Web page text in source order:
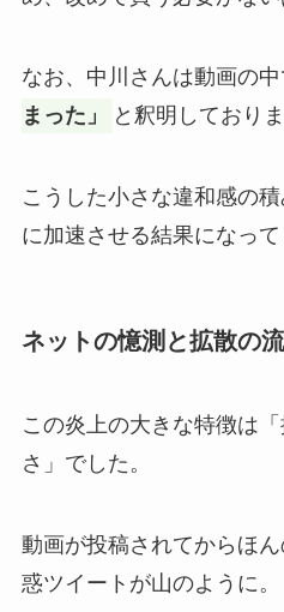
なお、中川さんは動画の
まった」
と釈明しておりま
こうした小さな違和感の
に加速させる結果になって
ネットの憶測と拡散の
この炎上の大きな特徴は
さ」でした。
動画が投稿されてからほ
惑ツイートが山のように。